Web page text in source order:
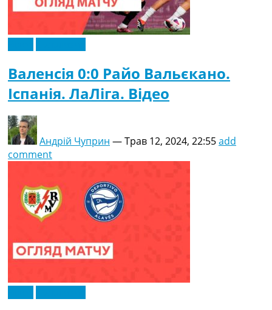
Валенсія 0:0 Райо Вальєкано.
Іспанія. ЛаЛіга. Відео
Андрій Чуприн —Трав 12, 2024, 22:55add
comment